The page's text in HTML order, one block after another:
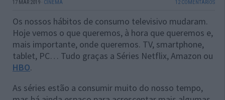
17 MAR 2019 · CINEMA 12 COMENTÁRIOS
Os nossos hábitos de consumo televisivo mudaram.
Hoje vemos o que queremos, à hora que queremos e,
mais importante, onde queremos. TV, smartphone,
tablet, PC… Tudo graças a Séries Netflix, Amazon ou
HBO.
As séries estão a consumir muito do nosso tempo,